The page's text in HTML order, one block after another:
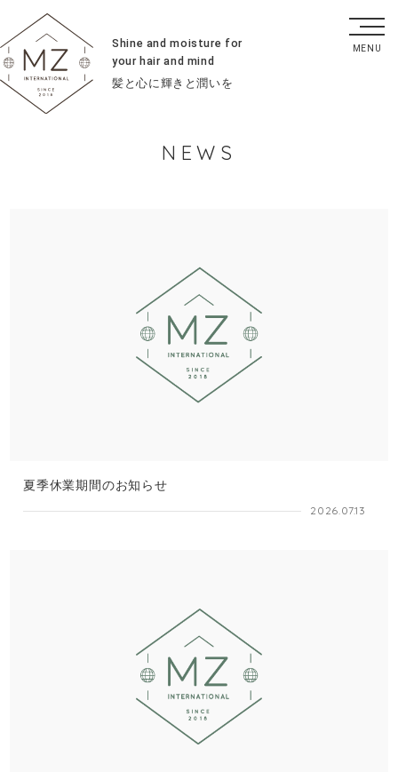
Shine and moisture for
your hair and mind
髪と心に輝きと潤いを
NEWS
夏季休業期間のお知らせ
2026.07.13